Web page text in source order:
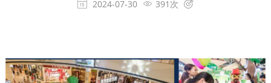
 2024-07-30  391次 